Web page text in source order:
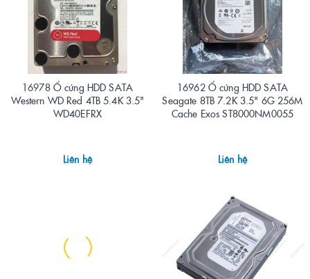
16978 Ổ cứng HDD SATA
Western WD Red 4TB 5.4K 3.5"
WD40EFRX
Liên hệ
16962 Ổ cứng HDD SATA
Seagate 8TB 7.2K 3.5" 6G 256M
Cache Exos ST8000NM0055
Liên hệ